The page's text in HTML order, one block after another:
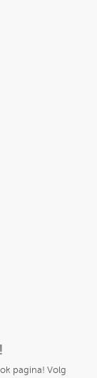
pagina! Volg